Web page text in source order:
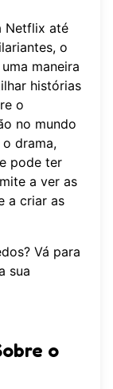
Netflix até
o
maneira
histórias
o
no mundo
drama,
pode ter
a ver as
a criar as
Vá para
sua
o